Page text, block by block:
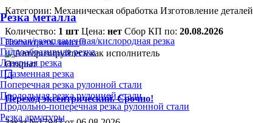
Резка металла
Газовая/газопламенная/кислородная резка
Гидроабразивная резка
Лазерная резка
Плазменная резка
Поперечная резка рулонной стали
Продольная резка рулонной стали
Продольно-поперечная резка рулонной стали
Резка арматуры
Категории: Механическая обработка Изготовление деталей
Количество: 1 шт Цена: нет Сбор КП по: 20.08.2026
Посмотреть заказ
Открыт
Переход эксентрический. Срочно!